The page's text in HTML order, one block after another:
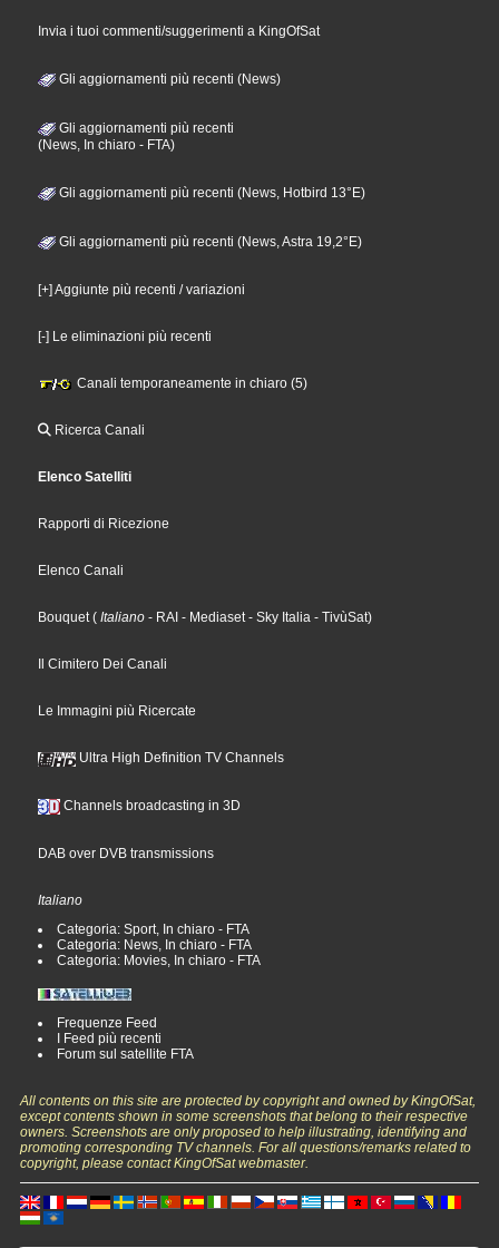
Invia i tuoi commenti/suggerimenti a KingOfSat
Gli aggiornamenti più recenti (News)
Gli aggiornamenti più recenti
(News, In chiaro - FTA)
Gli aggiornamenti più recenti (News, Hotbird 13°E)
Gli aggiornamenti più recenti (News, Astra 19,2°E)
[+] Aggiunte più recenti / variazioni
[-] Le eliminazioni più recenti
Canali temporaneamente in chiaro (5)
Ricerca Canali
Elenco Satelliti
Rapporti di Ricezione
Elenco Canali
Bouquet( Italiano - RAI - Mediaset- Sky Italia - TivùSat)
Il Cimitero Dei Canali
Le Immagini più Ricercate
Ultra High Definition TV Channels
Channels broadcasting in 3D
DAB over DVB transmissions
Italiano
Categoria: Sport, In chiaro - FTA
Categoria: News, In chiaro - FTA
Categoria: Movies, In chiaro - FTA
Frequenze Feed
I Feed più recenti
Forum sul satellite FTA
All contents on this site are protected by copyright and owned by KingOfSat,
except contents shown in some screenshots that belong to their respective
owners. Screenshots are only proposed to help illustrating, identifying and
promoting corresponding TV channels. For all questions/remarks related to
copyright, please contact KingOfSat webmaster.